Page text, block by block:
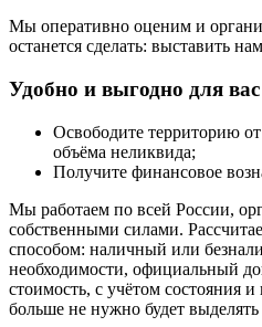
Мы оперативно оценим и
останется сделать: выставить
Удобно и выгодно для вас
Освободите территорию
объёма неликвида;
Получите финансовое
Мы работаем по всей России,
собственными силами.
способом: наличный или
необходимости, официальный
стоимость, с учётом состояния
больше не нужно будет